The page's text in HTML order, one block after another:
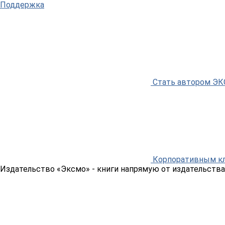
Поддержка
Стать автором
Корпоративным
Издательство «Эксмо» - книги напрямую от издательства